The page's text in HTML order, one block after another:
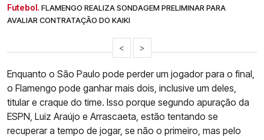
Futebol. FLAMENGO REALIZA SONDAGEM PRELIMINAR PARA
AVALIAR CONTRATAÇÃO DO KAIKI
< >
Enquanto o São Paulo pode perder um jogador para o final,
o Flamengo pode ganhar mais dois, inclusive um deles,
titular e craque do time. Isso porque segundo apuração da
ESPN, Luiz Araújo e Arrascaeta, estão tentando se
recuperar a tempo de jogar, se não o primeiro, mas pelo